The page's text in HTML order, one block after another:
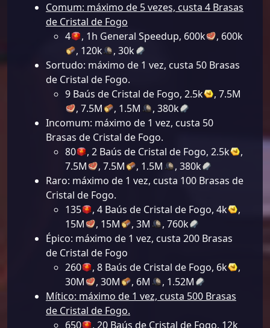
Comum: máximo de 5 vezes, custa 4 Brasas
de Cristal de Fogo
4
, 1h General Speedup, 600k
, 600k
, 120k
, 30k
Sortudo: máximo de 1 vez, custa 50 Brasas
de Cristal de Fogo.
9 Baús de Cristal de Fogo, 2.5k
, 7.5M
, 7.5M
, 1.5M
, 380k
Incomum: máximo de 1 vez, custa 50
Brasas de Cristal de Fogo.
80
, 2 Baús de Cristal de Fogo, 2.5k
,
7.5M
, 7.5M , 1.5M
, 380k
Raro: máximo de 1 vez, custa 100 Brasas de
Cristal de Fogo.
135
, 4 Baús de Cristal de Fogo, 4k
,
15M
, 15M , 3M
, 760k
Épico: máximo de 1 vez, custa 200 Brasas
de Cristal de Fogo
260
, 8 Baús de Cristal de Fogo, 6k
,
30M
, 30M , 6M
, 1.52M
Mítico: máximo de 1 vez, custa 500 Brasas
de Cristal de Fogo.
650
, 20 Baús de Cristal de Fogo, 12k